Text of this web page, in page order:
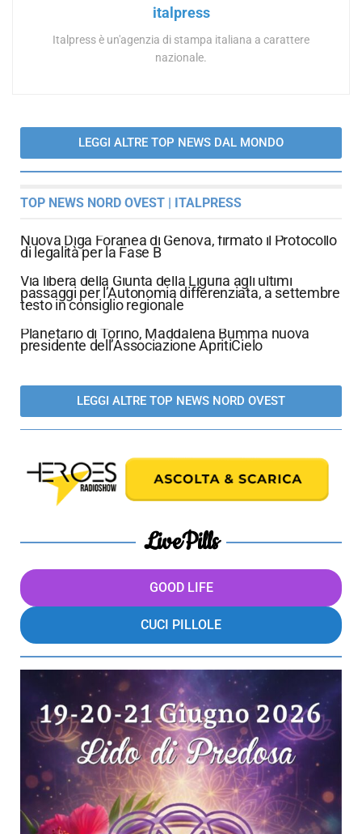
italpress
Italpress è un'agenzia di stampa italiana a carattere
nazionale.
LEGGI ALTRE TOP NEWS DAL MONDO
TOP NEWS NORD OVEST | ITALPRESS
Nuova Diga Foranea di Genova, firmato il Protocollo
di legalità per la Fase B
Via libera della Giunta della Liguria agli ultimi
passaggi per l’Autonomia differenziata, a settembre
testo in consiglio regionale
Planetario di Torino, Maddalena Bumma nuova
presidente dell’Associazione ApritiCielo
LEGGI ALTRE TOP NEWS NORD OVEST
LivePills
GOOD LIFE
CUCI PILLOLE